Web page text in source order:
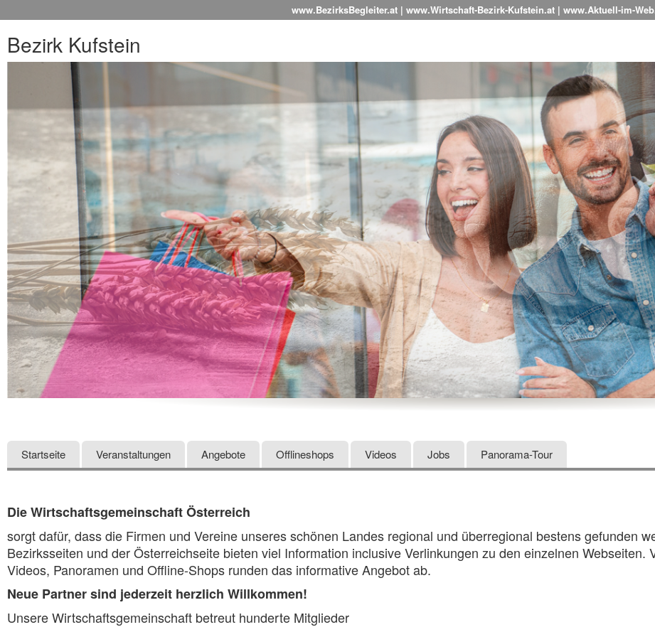
www.BezirksBegleiter.at | www.Wirtschaft-Bezirk-Kufstein.at | www.Aktuell-im-
Bezirk Kufstein
Startseite Veranstaltungen Angebote Offlineshops Videos Jobs Panorama-Tour
Die Wirtschaftsgemeinschaft Österreich
sorgt dafür, dass die Firmen und Vereine unseres schönen Landes regional und überregional bestens gefunden
Bezirksseiten und der Österreichseite bieten viel Information inclusive Verlinkungen zu den einzelnen Webseiten.
Videos, Panoramen und Offline-Shops runden das informative Angebot ab.
Neue Partner sind jederzeit herzlich Willkommen!
Unsere Wirtschaftsgemeinschaft betreut hunderte Mitglieder